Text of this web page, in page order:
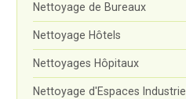
Nettoyage de Bureaux
Nettoyage Hôtels
Nettoyages Hôpitaux
Nettoyage d'Espaces Industriel